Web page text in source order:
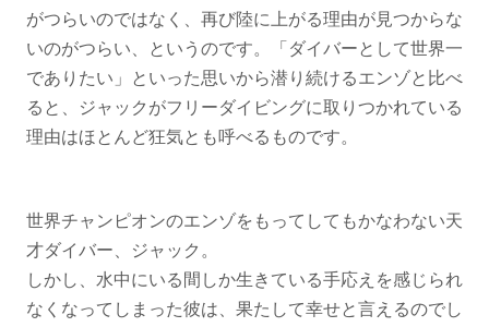
がつらいのではなく、再び陸に上がる理由が見つからな
いのがつらい、というのです。「ダイバーとして世界一
でありたい」といった思いから潜り続けるエンゾと比べ
ると、ジャックがフリーダイビングに取りつかれている
理由はほとんど狂気とも呼べるものです。
世界チャンピオンのエンゾをもってしてもかなわない天
才ダイバー、ジャック。
しかし、水中にいる間しか生きている手応えを感じられ
なくなってしまった彼は、果たして幸せと言えるのでし